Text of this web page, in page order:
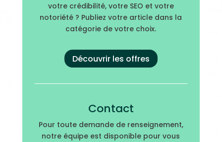
votre crédibilité, votre SEO et votre
notoriété ? Publiez votre article dans la
catégorie de votre choix.
Découvrir les offres
Contact
Pour toute demande de renseignement,
notre équipe est disponible pour vous